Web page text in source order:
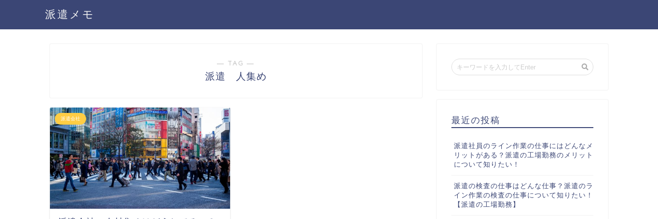
派遣メモ
― TAG ―
派遣 人集め
派遣会社 最近の投稿
派遣社員のライン作業の仕事にはどんなメ
リットがある？派遣の工場勤務のメリット
について知りたい！
派遣の検査の仕事はどんな仕事？派遣のラ
イン作業の検査の仕事について知りたい！
【派遣の工場勤務】